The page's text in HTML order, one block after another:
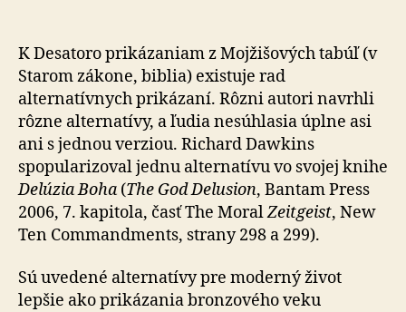
K Desatoro prikázaniam z Mojžišových tabúľ (v
Starom zákone, biblia) existuje rad
alternatívnych prikázaní. Rôzni autori navrhli
rôzne alternatívy, a ľudia nesúhlasia úplne asi
ani s jednou verziou. Richard Dawkins
spopularizoval jednu alternatívu vo svojej knihe
Delúzia Boha (The God Delusion, Bantam Press
2006, 7. kapitola, časť The MoralZeitgeist, New
Ten Commandments, strany 298 a 299).
Sú uvedené alternatívy pre moderný život
lepšie ako prikázania bronzového veku